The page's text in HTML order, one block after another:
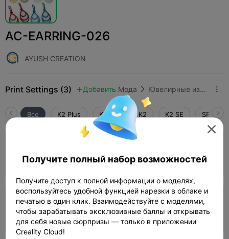
AC-EARRING-026
AYUSH CREATION
Print Settings (3)  Добавить Мода  Ювелирные изделия и аксессуары 
Все K2 Plus K2 Pro K2 K2 SE SPARKX
 0m 58s  1 plates  0.19g
0.08mm layer, 2 walls, 5 infill
02m 43s 1 plates 0.28g

Получите полный набор возможностей
Получите доступ к полной информации о моделях,
воспользуйтесь удобной функцией нарезки в облаке и
печатью в один клик. Взаимодействуйте с моделями,
чтобы зарабатывать эксклюзивные баллы и открывать
для себя новые сюрпризы — только в приложении
Creality Cloud!